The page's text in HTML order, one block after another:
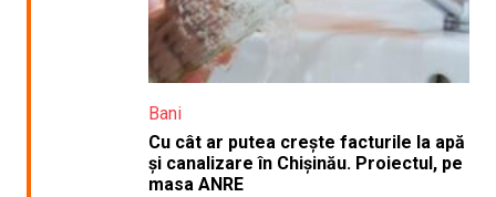
Bani
Cu cât ar putea crește facturile la apă
și canalizare în Chișinău. Proiectul, pe
masa ANRE